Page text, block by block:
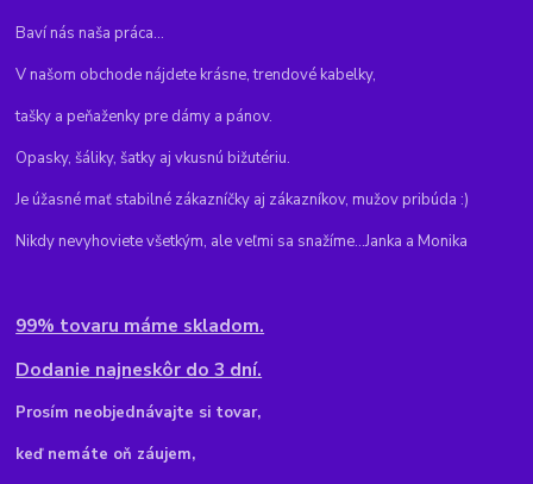
Baví nás naša práca...
V našom obchode nájdete krásne, trendové kabelky,
tašky a peňaženky pre dámy a pánov.
Opasky, šáliky, šatky aj vkusnú bižutériu.
Je úžasné mať stabilné zákazníčky aj zákazníkov, mužov pribúda :)
Nikdy nevyhoviete všetkým, ale veľmi sa snažíme...Janka a Monika
99% tovaru máme skladom.
Dodanie najneskôr do 3 dní.
Prosím neobjednávajte si tovar,
keď nemáte oň záujem,